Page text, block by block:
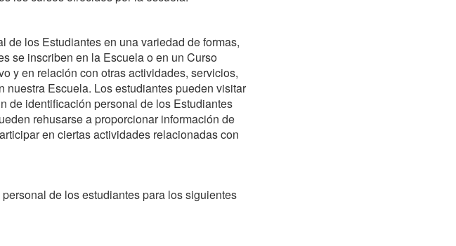
los Estudiantes en una variedad de formas,
se inscriben en la Escuela o en un Curso
y en relación con otras actividades, servicios,
Escuela. Los estudiantes pueden visitar
de identificación personal de los Estudiantes
rehusarse a proporcionar información de
en ciertas actividades relacionadas con
de los estudiantes para los siguientes